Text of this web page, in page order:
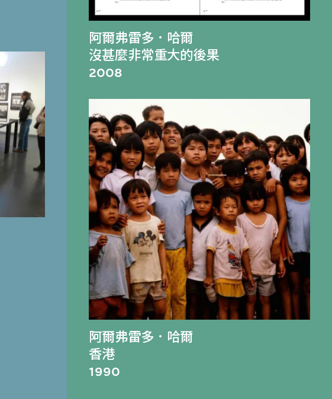
阿爾弗雷多．哈爾
沒甚麼非常重大的後果
2008
阿爾弗雷多．哈爾
香港
1990